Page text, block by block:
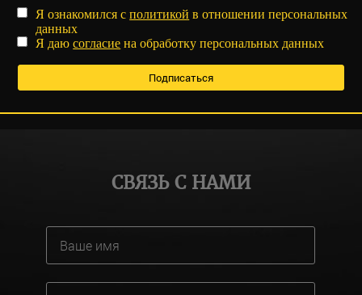
Я ознакомился сполитикой в отношении персональных
данных
Я даюсогласие на обработку персональных данных
СВЯЗЬ С НАМИ